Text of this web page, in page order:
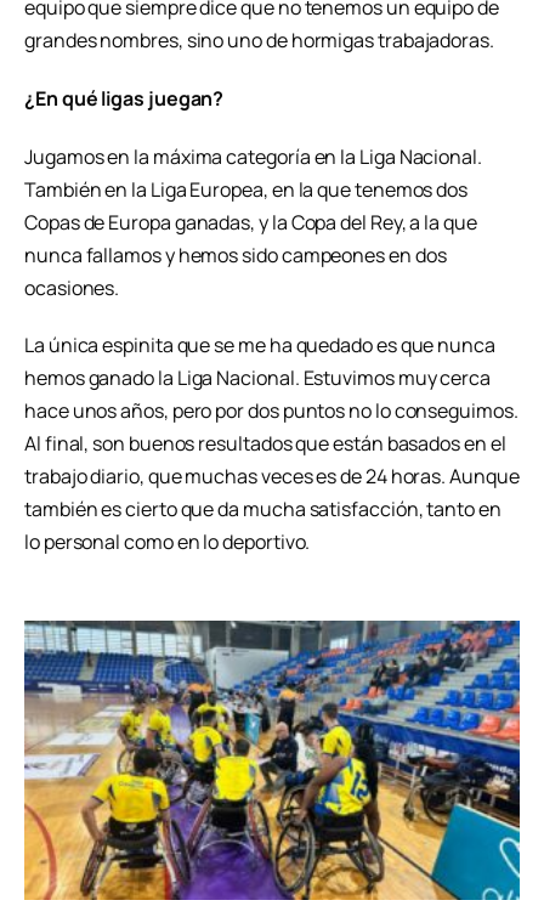
equipo que siempre dice que no tenemos un equipo de
grandes nombres, sino uno de hormigas trabajadoras.
¿En qué ligas juegan?
Jugamos en la máxima categoría en la Liga Nacional.
También en la Liga Europea, en la que tenemos dos
Copas de Europa ganadas, y la Copa del Rey, a la que
nunca fallamos y hemos sido campeones en dos
ocasiones.
La única espinita que se me ha quedado es que nunca
hemos ganado la Liga Nacional. Estuvimos muy cerca
hace unos años, pero por dos puntos no lo conseguimos.
Al final, son buenos resultados que están basados en el
trabajo diario, que muchas veces es de 24 horas. Aunque
también es cierto que da mucha satisfacción, tanto en
lo personal como en lo deportivo.